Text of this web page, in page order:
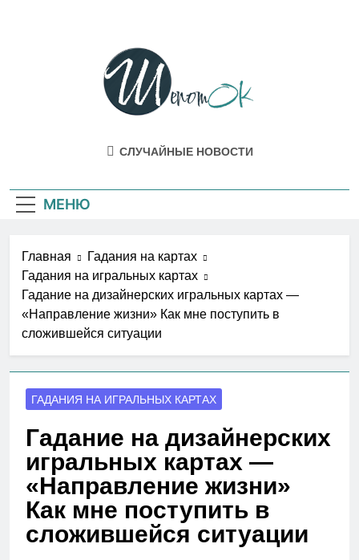
ШепотОК
Эзотерика И Мистика Как Она Есть В
СЛУЧАЙНЫЕ НОВОСТИ
МЕНЮ
Главная
Гадания на картах
Гадания на игральных картах
Гадание на дизайнерских игральных картах —
«Направление жизни» Как мне поступить в
сложившейся ситуации
ГАДАНИЯ НА ИГРАЛЬНЫХ КАРТАХ
Гадание на дизайнерских
игральных картах —
«Направление жизни»
Как мне поступить в
сложившейся ситуации